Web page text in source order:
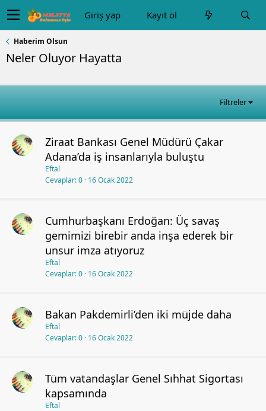
Giriş yap Kayıt ol
Haberim Olsun
Neler Oluyor Hayatta
Filtreler
Ziraat Bankası Genel Müdürü Çakar
Adana’da iş insanlarıyla buluştu
Eftal
Cevaplar 0 16 Ocak 2022
Cumhurbaşkanı Erdoğan: Üç savaş
gemimizi birebir anda inşa ederek bir
unsur imza atıyoruz
Eftal
Cevaplar 0 16 Ocak 2022
Bakan Pakdemirli’den iki müjde daha
Eftal
Cevaplar 0 16 Ocak 2022
Tüm vatandaşlar Genel Sıhhat Sigortası
kapsamında
Eftal